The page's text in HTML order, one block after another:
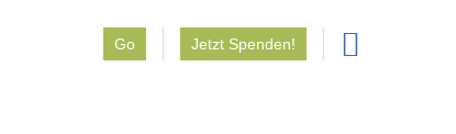
Go Jetzt Spenden!